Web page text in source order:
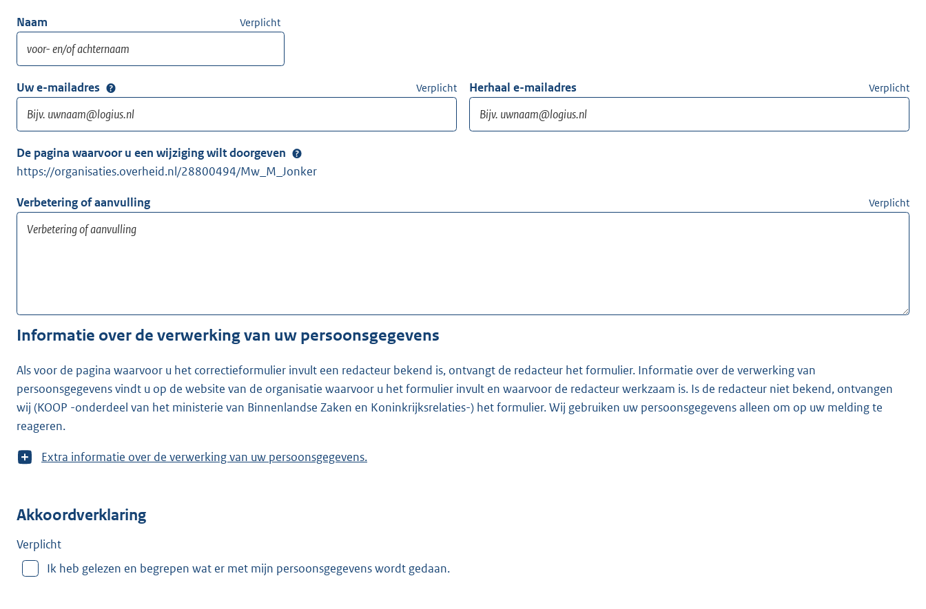
Naam Verplicht
Uw e-mailadres Verplicht Herhaal e-mailadres Verplicht
De pagina waarvoor u een wijziging wilt doorgeven
https://organisaties.overheid.nl/28800494/Mw_M_Jonker
Verbetering of aanvulling Verplicht
Informatie over de verwerking van uw persoonsgegevens
Als voor de pagina waarvoor u het correctieformulier invult een redacteur bekend is, ontvangt de redacteur het formulier. Informatie over de verwerking van
persoonsgegevens vindt u op de website van de organisatie waarvoor u het formulier invult en waarvoor de redacteur werkzaam is. Is de redacteur niet bekend, ontvangen
wij (KOOP -onderdeel van het ministerie van Binnenlandse Zaken en Koninkrijksrelaties-) het formulier. Wij gebruiken uw persoonsgegevens alleen om op uw melding te
reageren.
T
m
e
Extra informatie over de verwerking van uw persoonsgegevens.
Akkoordverklaring
Verplicht
Ik heb gelezen en begrepen wat er met mijn persoonsgegevens wordt gedaan.